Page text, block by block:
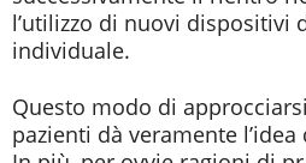
l’utilizzo di nuovi dispositivi
individuale.
Questo modo di
pazienti dà veramente